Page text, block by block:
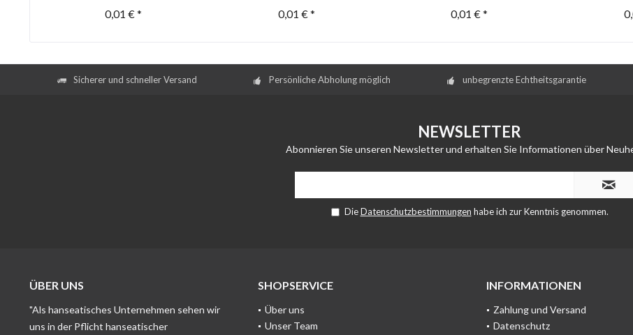
0,01 € * 0,01 € * 0,01 € *
Sicherer und schneller Versand Persönliche Abholung möglich unbegrenzte Echtheitsgarantie
NEWSLETTER
Abonnieren Sie unseren Newsletter und erhalten Sie Informationen über
DieDatenschutzbestimmungen habe ich zur Kenntnis genommen.
ÜBER UNS
"Als hanseatisches Unternehmen sehen wir
uns in der Pflicht hanseatischer
SHOPSERVICE
Über uns
Unser Team
INFORMATIONEN
Zahlung und Versand
Datenschutz